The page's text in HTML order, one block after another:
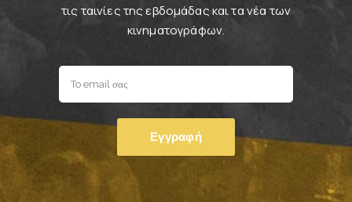
τις ταινίες της εβδομάδας και τα νέα των
κινηματογράφων.